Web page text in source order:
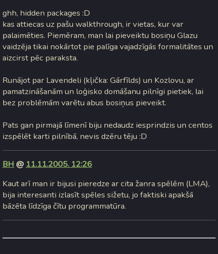
ghh, hidden packages :D
kas attiecas uz pašu walkthrough, ir vietas, kur var
palaimēties. Piemēram, man lai pieveiktu bosiņu Glazu
vaidzēja tikai nokārtot pie palīga vajadzīgās formalitātes un
aizcirst pēc paraksta.
Runājot par Lavendeli (kļička: Gārfīlds) un Kozlovu, ar
pamatzināšanām un loģisko domāšanu pilnīgi pietiek, lai
bez problēmām varētu abus bosiņus pieveikt.
Pats gan pirmajā līmenī biju nedaudz iesprindzis un centos
izspēlēt karti pilnībā, nevis dzēru tēju :D
BH @ 11.11.2005. 12:26
Kaut arī man ir bijusi pieredze ar cita žanra spēlēm (LMA),
bija interesanti izlasīt spēles sižetu, jo faktiski apakšā
bāzēta līdzīga čītu programmatūra.